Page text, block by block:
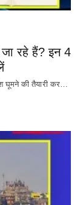
रहे हैं? इन 4
की तैयारी कर…